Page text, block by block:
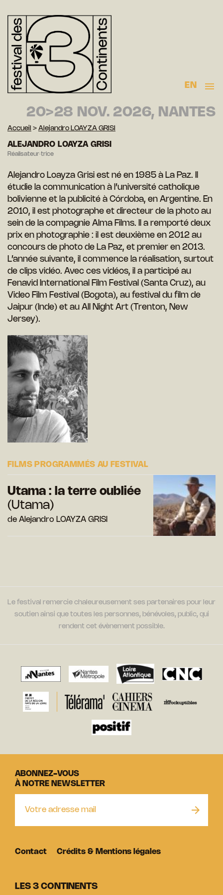
EN
20>28 NOV. 2026, NANTES
Accueil > Alejandro LOAYZA GRISI
ALEJANDRO LOAYZA GRISI
Réalisateur·trice
Alejandro Loayza Grisi est né en 1985 à La Paz. Il
étudie la communication à l’université catholique
bolivienne et la publicité à Córdoba, en Argentine. En
2010, il est photographe et directeur de la photo au
sein de la compagnie Alma Films. Il a remporté deux
prix en photographie : il est deuxième en 2012 au
concours de photo de La Paz, et premier en 2013.
L’année suivante, il commence la réalisation, surtout
de clips vidéo. Avec ces vidéos, il a participé au
Fenavid International Film Festival (Santa Cruz), au
Video Film Festival (Bogota), au festival du film de
Jaipur (Inde) et au All Night Art (Trenton, New
Jersey).
FILMS PROGRAMMÉS AU FESTIVAL
Utama : la terre oubliée
(Utama)
de Alejandro LOAYZA GRISI
Le festival remercie chaleureusement ses partenaires pour leur
soutien ainsi que toutes les personnes, bénévoles, public, qui
rendent cet évènement possible.
LES 3 CONTINENTS
ABONNEZ-VOUS
À NOTRE NEWSLETTER
Contact Crédits & Mentions légales